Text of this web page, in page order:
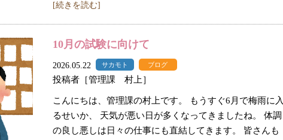
[続きを読む]
10月の試験に向けて
2026.05.22 サカモト ブログ
投稿者［管理課 村上］
こんにちは、管理課の村上です。 もうすぐ6月で梅雨に入
るせいか、 天気が悪い日が多くなってきましたね。 体調
の良し悪しは日々の仕事にも直結してきます。 皆さんも